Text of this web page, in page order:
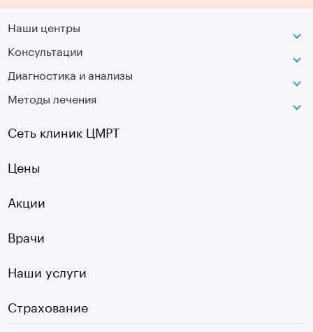
Наши центры
Петроградская
Лаборатория движения
Московская
Озерки
Садовая
Старая Деревня
Девяткино
г. Колпино
Консультации
Диагностика и анализы
МРТ
Оптическая топография
УЗДГ
Чек-ап
ЭКГ
Медицинские анализы
Методы лечения
Сеть клиник ЦМРТ
Цены
Акции
Врачи
Наши услуги
Страхование